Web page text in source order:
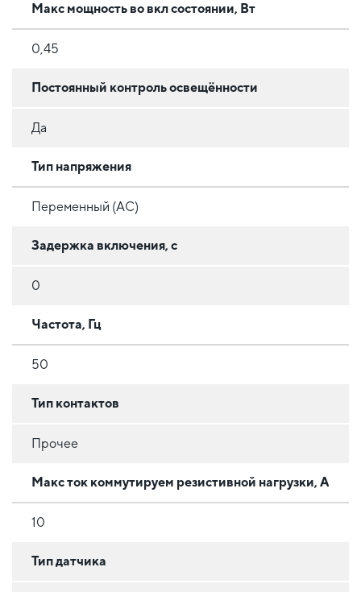
Макс мощность во вкл состоянии, Вт
0,45
Постоянный контроль освещённости
Да
Тип напряжения
Переменный (AC)
Задержка включения, с
0
Частота, Гц
50
Тип контактов
Прочее
Макс ток коммутируем резистивной нагрузки, А
10
Тип датчика